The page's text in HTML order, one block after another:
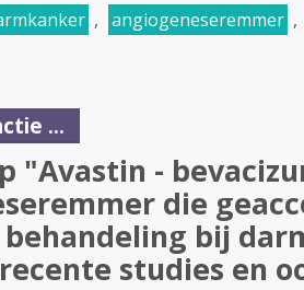
, angiogeneseremmer ,
...
"Avastin -
die
bij
studies en